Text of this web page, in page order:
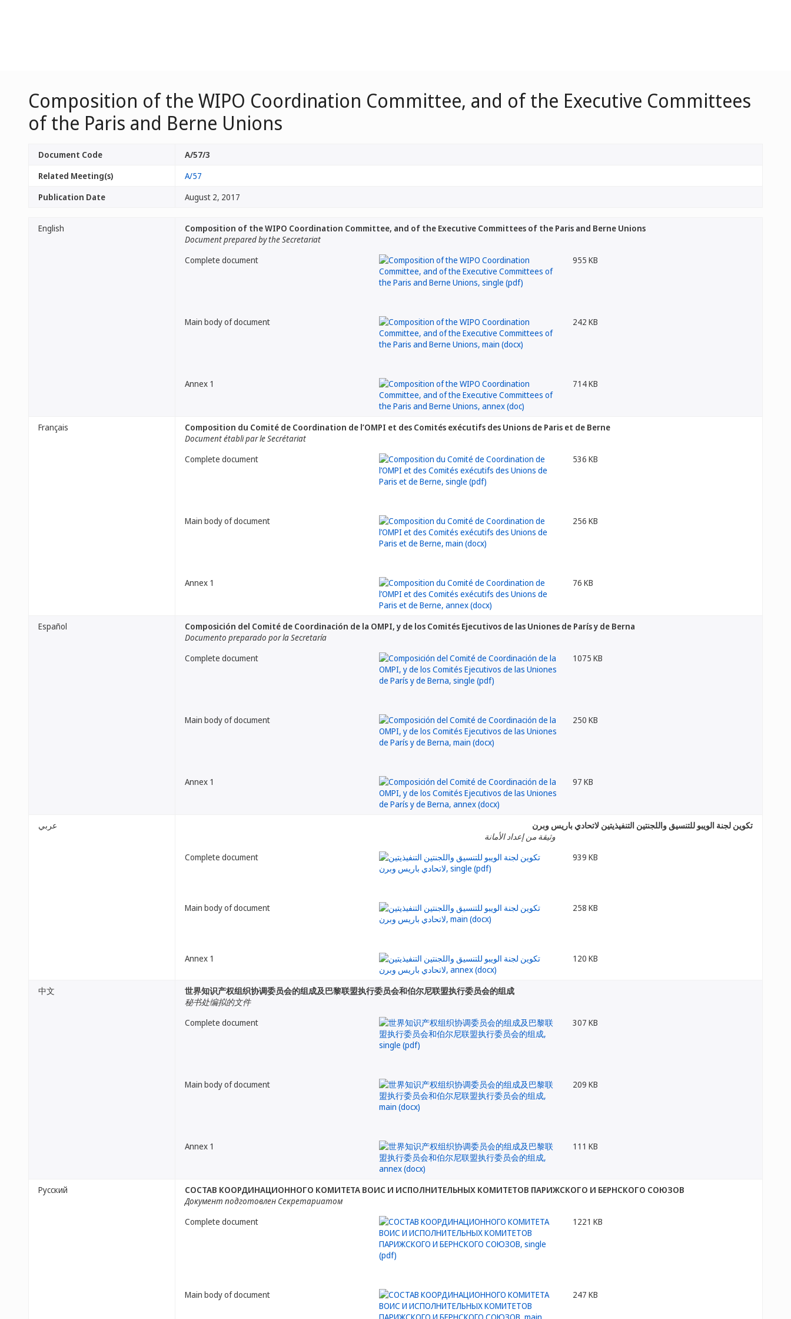
Composition of the WIPO Coordination Committee, and of the Executive Committees
of the Paris and Berne Unions
Document Code
A/57/3
Related Meeting(s)
A/57
Publication Date
August 2, 2017
English
Composition of the WIPO Coordination Committee, and of the Executive Committees of the Paris and Berne Unions
Document prepared by the Secretariat
Complete document
955 KB
Main body of document 242 KB
Annex 1 714 KB
Français
Composition du Comité de Coordination de l’OMPI et des Comités exécutifs des Unions de Paris et de Berne
Document établi par le Secrétariat
Complete document
536 KB
Main body of document 256 KB
Annex 1 76 KB
Español
Composición del Comité de Coordinación de la OMPI, y de los Comités Ejecutivos de las Uniones de París y de Berna
Documento preparado por la Secretaría
Complete document
1075 KB
Main body of document 250 KB
Annex 1 97 KB
عربي
تكوين لجنة الويبو للتنسيق واللجنتين التنفيذيتين لاتحادي باريس وبرن
وثيقة من إعداد الأمانة
Complete document
939 KB
Main body of document 258 KB
Annex 1 120 KB
中文
世界知识产权组织协调委员会的组成及巴黎联盟执行委员会和伯尔尼联盟执行委员会的组成
秘书处编拟的文件
Complete document
307 KB
Main body of document 209 KB
Annex 1 111 KB
Русский
СОСТАВ КООРДИНАЦИОННОГО КОМИТЕТА ВОИС И ИСПОЛНИТЕЛЬНЫХ КОМИТЕТОВ ПАРИЖСКОГО И БЕРНСКОГО СОЮЗОВ
Документ подготовлен Секретариатом
Complete document
1221 KB
Main body of document 247 KB